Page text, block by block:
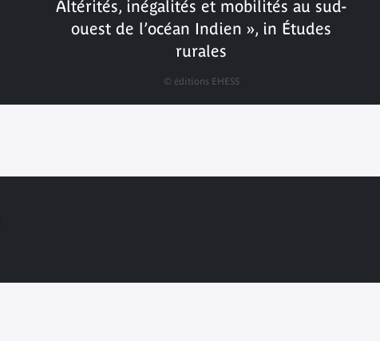
Altérités, inégalités et mobilités au sud-
ouest de l’océan Indien », in Études
rurales
© éditions EHESS